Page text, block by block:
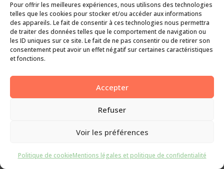
Pour offrir les meilleures expériences, nous utilisons des technologies
telles que les cookies pour stocker et/ou accéder aux informations
des appareils. Le fait de consentir à ces technologies nous permettra
de traiter des données telles que le comportement de navigation ou
les ID uniques sur ce site. Le fait de ne pas consentir ou de retirer son
consentement peut avoir un effet négatif sur certaines caractéristiques
et fonctions.
Accepter
Refuser
Voir les préférences
Politique de cookieMentions légales et politique de confidentialité